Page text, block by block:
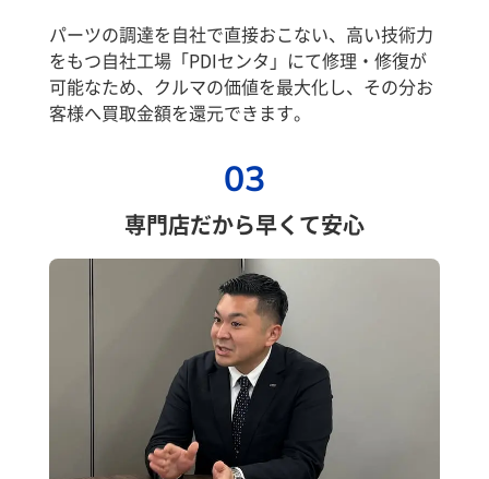
パーツの調達を自社で直接おこない、高い技術力
をもつ自社工場「PDIセンタ」にて修理・修復が
可能なため、クルマの価値を最大化し、その分お
客様へ買取金額を還元できます。
03
専門店だから早くて安心